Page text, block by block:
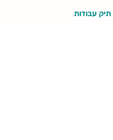
תיק עבודות